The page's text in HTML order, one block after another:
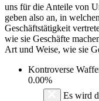
uns für die Anteile von
geben also an, in
Geschäftstätigkeit
wie sie Geschäfte
Art und Weise, wie sie
Kontroverse
0.00%
Es wird